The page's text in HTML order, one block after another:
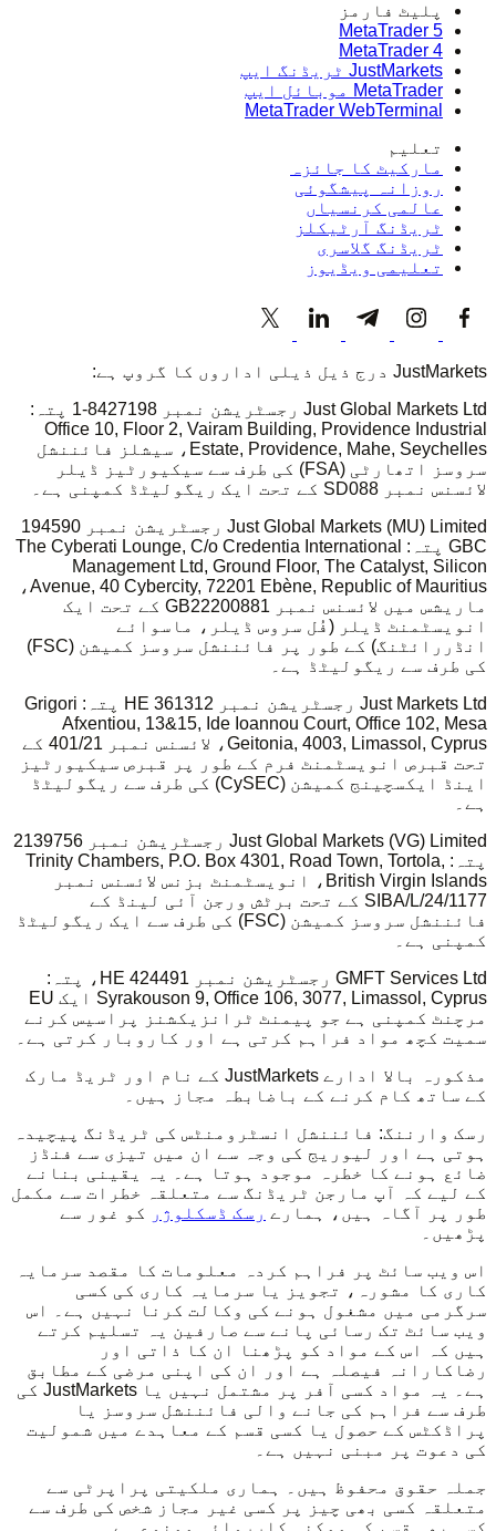
پلیٹ فارمز
MetaTrader 5
MetaTrader 4
JustMarkets ٹریڈنگ ایپ
MetaTrader موبائل ایپ
MetaTrader WebTerminal
تعلیم
مارکیٹ کا جائزہ
روزانہ پیشگوئی
عالمی کرنسیاں
ٹریڈنگ آرٹیکلز
ٹریڈنگ گلاسری
تعلیمی ویڈیوز
JustMarkets درج ذیل ذیلی اداروں کا گروپ ہے:
Just Global Markets Ltd رجسٹریشن نمبر 8427198-1 پتہ:
Office 10, Floor 2, Vairam Building, Providence Industrial
Estate, Providence, Mahe, Seychelles، سیشلز فائننشل
سروسز اتھارٹی (FSA) کی طرف سے سیکیورٹیز ڈیلر
لائسنس نمبر SD088 کے تحت ایک ریگولیٹڈ کمپنی ہے۔
Just Global Markets (MU) Limited رجسٹریشن نمبر 194590
GBC پتہ: The Cyberati Lounge, C/o Credentia International
Management Ltd, Ground Floor, The Catalyst, Silicon
Avenue, 40 Cybercity, 72201 Ebène, Republic of Mauritius،
ماریشس میں لائسنس نمبر GB22200881 کے تحت ایک
انویسٹمنٹ ڈیلر (فُل سروس ڈیلر، ماسوائے
انڈررائٹنگ) کے طور پر فائننشل سروسز کمیشن (FSC)
کی طرف سے ریگولیٹڈ ہے۔
Just Markets Ltd رجسٹریشن نمبر HE 361312 پتہ: Grigori
Afxentiou, 13&15, Ide Ioannou Court, Office 102, Mesa
Geitonia, 4003, Limassol, Cyprus، لائسنس نمبر 401/21 کے
تحت قبرص انویسٹمنٹ فرم کے طور پر قبرص سیکیورٹیز
اینڈ ایکسچینج کمیشن (CySEC) کی طرف سے ریگولیٹڈ
ہے۔
Just Global Markets (VG) Limited رجسٹریشن نمبر 2139756
پتہ: Trinity Chambers, P.O. Box 4301, Road Town, Tortola,
British Virgin Islands، انویسٹمنٹ بزنس لائسنس نمبر
SIBA/L/24/1177 کے تحت برٹش ورجن آئی لینڈ کے
فائننشل سروسز کمیشن (FSC) کی طرف سے ایک ریگولیٹڈ
کمپنی ہے۔
GMFT Services Ltd رجسٹریشن نمبر HE 424491، پتہ:
Syrakouson 9, Office 106, 3077, Limassol, Cyprus ایک EU
مرچنٹ کمپنی ہے جو پیمنٹ ٹرانزیکشنز پراسیس کرنے
سمیت کچھ مواد فراہم کرتی ہے اور کاروبار کرتی ہے۔
مذکورہ بالا ادارے JustMarkets کے نام اور ٹریڈ مارک
کے ساتھ کام کرنے کے باضابطہ مجاز ہیں۔
رسک وارننگ: فائننشل انسٹرومنٹس کی ٹریڈنگ پیچیدہ
ہوتی ہے اور لیوریج کی وجہ سے ان میں تیزی سے فنڈز
ضائع ہونے کا خطرہ موجود ہوتا ہے۔ یہ یقینی بنانے
کے لیے کہ آپ مارجن ٹریڈنگ سے متعلقہ خطرات سے مکمل
طور پر آگاہ ہیں، ہمارے رسک ڈسکلوژر
کو غور سے
پڑھیں۔
اس ویب سائٹ پر فراہم کردہ معلومات کا مقصد سرمایہ
کاری کا مشورہ، تجویز یا سرمایہ کاری کی کسی
سرگرمی میں مشغول ہونے کی وکالت کرنا نہیں ہے۔ اس
ویب سائٹ تک رسائی پانے سے صارفین یہ تسلیم کرتے
ہیں کہ اس کے مواد کو پڑھنا ان کا ذاتی اور
رضاکارانہ فیصلہ ہے اور ان کی اپنی مرضی کے مطابق
ہے۔ یہ مواد کسی آفر پر مشتمل نہیں یا JustMarkets کی
طرف سے فراہم کی جانے والی فائننشل سروسز یا
پراڈکٹس کے حصول یا کسی قسم کے معاہدے میں شمولیت
کی دعوت پر مبنی نہیں ہے۔
جملہ حقوق محفوظ ہیں۔ ہماری ملکیتی پراپرٹی سے
متعلقہ کسی بھی چیز پر کسی غیر مجاز شخص کی طرف سے